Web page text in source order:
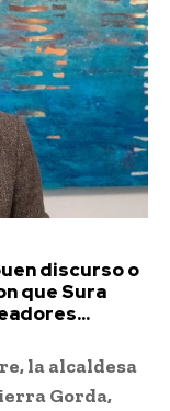
discurso o
que Sura
la alcaldesa
Gorda,